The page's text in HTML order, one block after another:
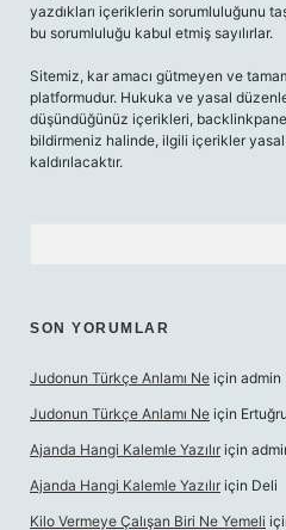
yazdıkları içeriklerin sorumluluğunu
bu sorumluluğu kabul etmiş sayılırlar.
Sitemiz, kar amacı gütmeyen ve
platformudur. Hukuka ve yasal
düşündüğünüz içerikleri,
bildirmeniz halinde, ilgili içerikler
kaldırılacaktır.
SON YORUMLAR
Judonun Türkçe Anlamı Ne için admin
Judonun Türkçe Anlamı Ne için
Ajanda Hangi Kalemle Yazılır için
Ajanda Hangi Kalemle Yazılır için Deli
Kilo Vermeye Çalışan Biri Ne Yemeli